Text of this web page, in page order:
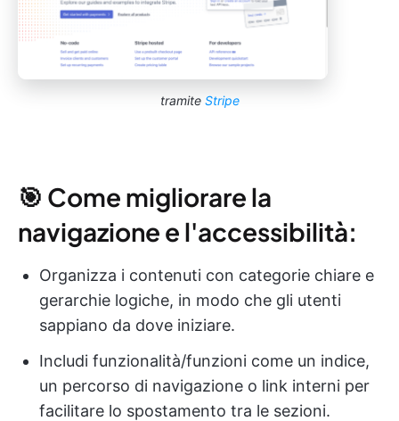
tramite Stripe
🎯 Come migliorare la
navigazione e l'accessibilità:
Organizza i contenuti con categorie chiare e
gerarchie logiche, in modo che gli utenti
sappiano da dove iniziare.
Includi funzionalità/funzioni come un indice,
un percorso di navigazione o link interni per
facilitare lo spostamento tra le sezioni.